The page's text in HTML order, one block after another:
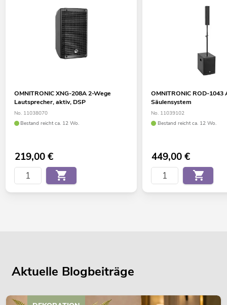
OMNITRONIC XNG-208A 2-Wege
Lautsprecher, aktiv, DSP
No. 11038070
Bestand reicht ca. 12 Wo.
219,00€
OMNITRONIC ROD-1043
Säulensystem
No. 11039102
Bestand reicht ca. 12 Wo.
449,00€
Aktuelle Blogbeiträge